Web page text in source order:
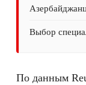
Выбор
По данным